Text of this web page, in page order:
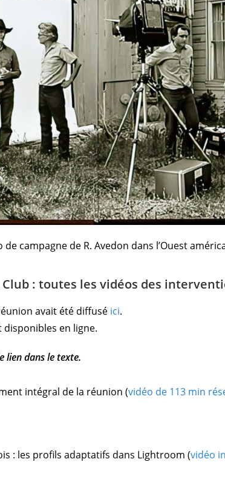
de campagne de R. Avedon dans l’Ouest
: toutes les vidéos des
avait été diffusé ici.
en ligne.
lien dans le texte.
intégral de la réunion(vidéo de 113 min
: les profils adaptatifs dans Lightroom(vidéo